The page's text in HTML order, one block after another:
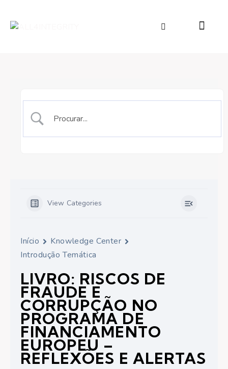
View Categories
Início
Knowledge Center
Introdução Temática
LIVRO: RISCOS DE
FRAUDE E
CORRUPÇÃO NO
PROGRAMA DE
FINANCIAMENTO
EUROPEU –
REFLEXÕES E ALERTAS